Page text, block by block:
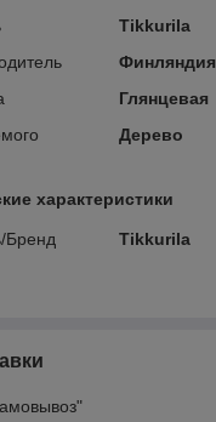
Tikkurila
Финляндия
Глянцевая
Дерево
характеристики
Бренд Tikkurila